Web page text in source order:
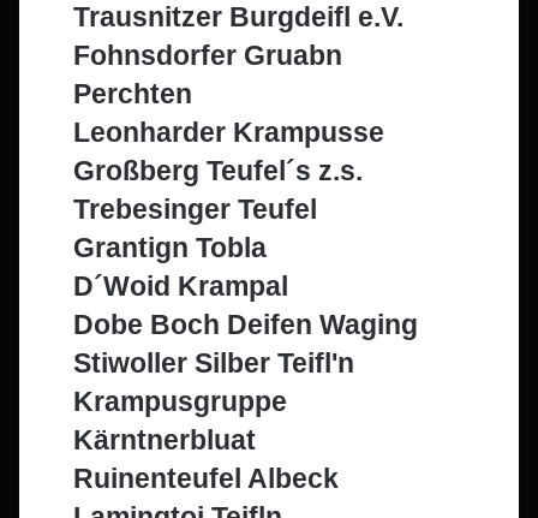
Trausnitzer Burgdeifl e.V.
Fohnsdorfer Gruabn
Perchten
Leonharder Krampusse
Großberg Teufel´s z.s.
Trebesinger Teufel
Grantign Tobla
D´Woid Krampal
Dobe Boch Deifen Waging
Stiwoller Silber Teifl'n
Krampusgruppe
Kärntnerbluat
Ruinenteufel Albeck